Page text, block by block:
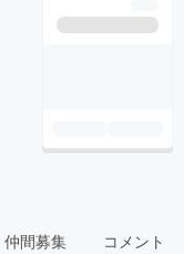
仲間募集 コメント